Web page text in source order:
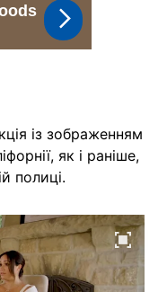
із зображенням
як і раніше,
полиці.